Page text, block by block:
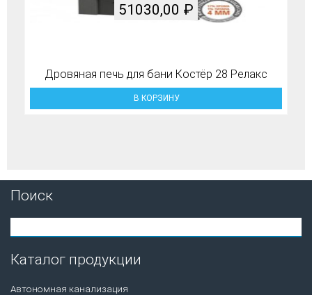
Дровяная печь для бани Костёр 28 Релакс
51030,00 ₽
В КОРЗИНУ
Поиск
Каталог продукции
Автономная канализация